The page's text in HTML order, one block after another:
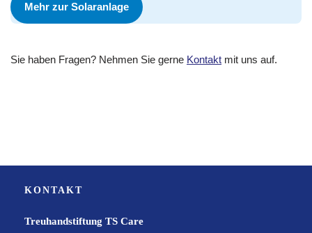
Mehr zur Solaranlage
Sie haben Fragen? Nehmen Sie gerne Kontakt mit uns auf.
KONTAKT
Treuhandstiftung TS Care